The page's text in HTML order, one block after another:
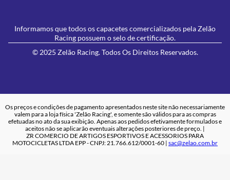
Informamos que todos os capacetes comercializados pela Zelão
Racing possuem o selo de certificação.
© 2025 Zelão Racing. Todos Os Direitos Reservados.
Os preços e condições de pagamento apresentados neste site não necessariamente
valem para a loja física 'Zelão Racing', e somente são válidos para as compras
efetuadas no ato da sua exibição. Apenas aos pedidos efetivamente formulados e
aceitos não se aplicarão eventuais alterações posteriores de preço. |
ZR COMERCIO DE ARTIGOS ESPORTIVOS E ACESSORIOS PARA
MOTOCICLETAS LTDA EPP - CNPJ: 21.766.612/0001-60 | sac@zelao.com.br